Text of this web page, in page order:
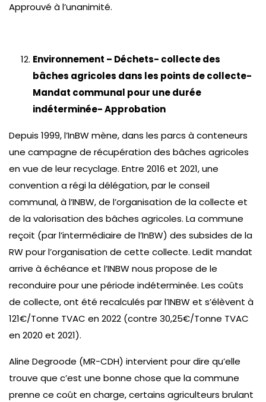
Approuvé à l’unanimité.
Environnement – Déchets- collecte des
bâches agricoles dans les points de collecte-
Mandat communal pour une durée
indéterminée- Approbation
Depuis 1999, l’InBW mène, dans les parcs à conteneurs
une campagne de récupération des bâches agricoles
en vue de leur recyclage. Entre 2016 et 2021, une
convention a régi la délégation, par le conseil
communal, à l’INBW, de l’organisation de la collecte et
de la valorisation des bâches agricoles. La commune
reçoit (par l’intermédiaire de l’InBW) des subsides de la
RW pour l’organisation de cette collecte. Ledit mandat
arrive à échéance et l’INBW nous propose de le
reconduire pour une période indéterminée. Les coûts
de collecte, ont été recalculés par l’INBW et s’élèvent à
121€/Tonne TVAC en 2022 (contre 30,25€/Tonne TVAC
en 2020 et 2021).
Aline Degroode (MR-CDH) intervient pour dire qu’elle
trouve que c’est une bonne chose que la commune
prenne ce coût en charge, certains agriculteurs brulant